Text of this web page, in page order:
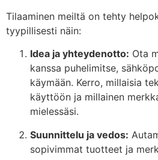
Tilaaminen meiltä on tehty
tyypillisesti näin:
Idea ja yhteydenotto: Ota
kanssa puhelimitse,
käymään. Kerro, millaisia
käyttöön ja millainen
mielessäsi.
Suunnittelu ja vedos:
sopivimmat tuotteet ja